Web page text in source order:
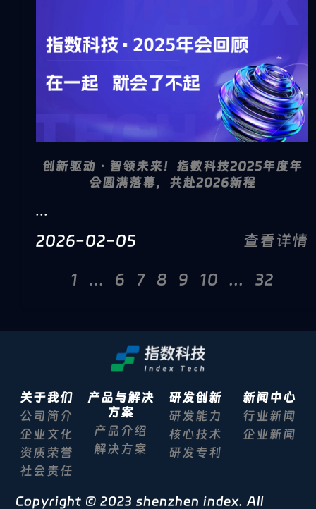
创新驱动・智领未来！指数科技2025年度年
会圆满落幕，共赴2026新程
...
2026-02-05 查看详情
1 ... 6 7 8 9 10 ... 32
关于我们
公司简介
企业文化
资质荣誉
社会责任
产品与解决
方案
产品介绍
解决方案
研发创新
研发能力
核心技术
研发专利
新闻中心
行业新闻
企业新闻
Copyright © 2023 shenzhen index. All